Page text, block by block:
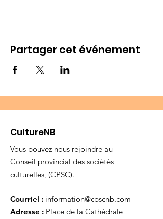
Partager cet événement
CultureNB
Vous pouvez nous rejoindre au
Conseil provincial des sociétés
culturelles, (CPSC).
Courriel : information@cpscnb.com
Adresse : Place de la Cathédrale